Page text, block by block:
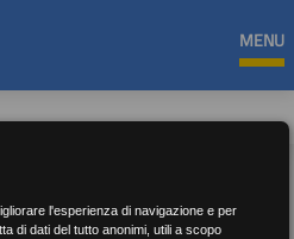
MENU
l'esperienza di navigazione e per
di dati del tutto anonimi, utili a scopo